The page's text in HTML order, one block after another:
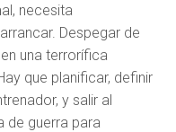
necesita
Despegar de
una terrorífica
que planificar, definir
y salir al
de guerra para